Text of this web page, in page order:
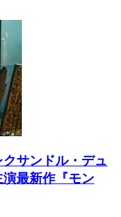
クサンドル・デュ
最新作『モン